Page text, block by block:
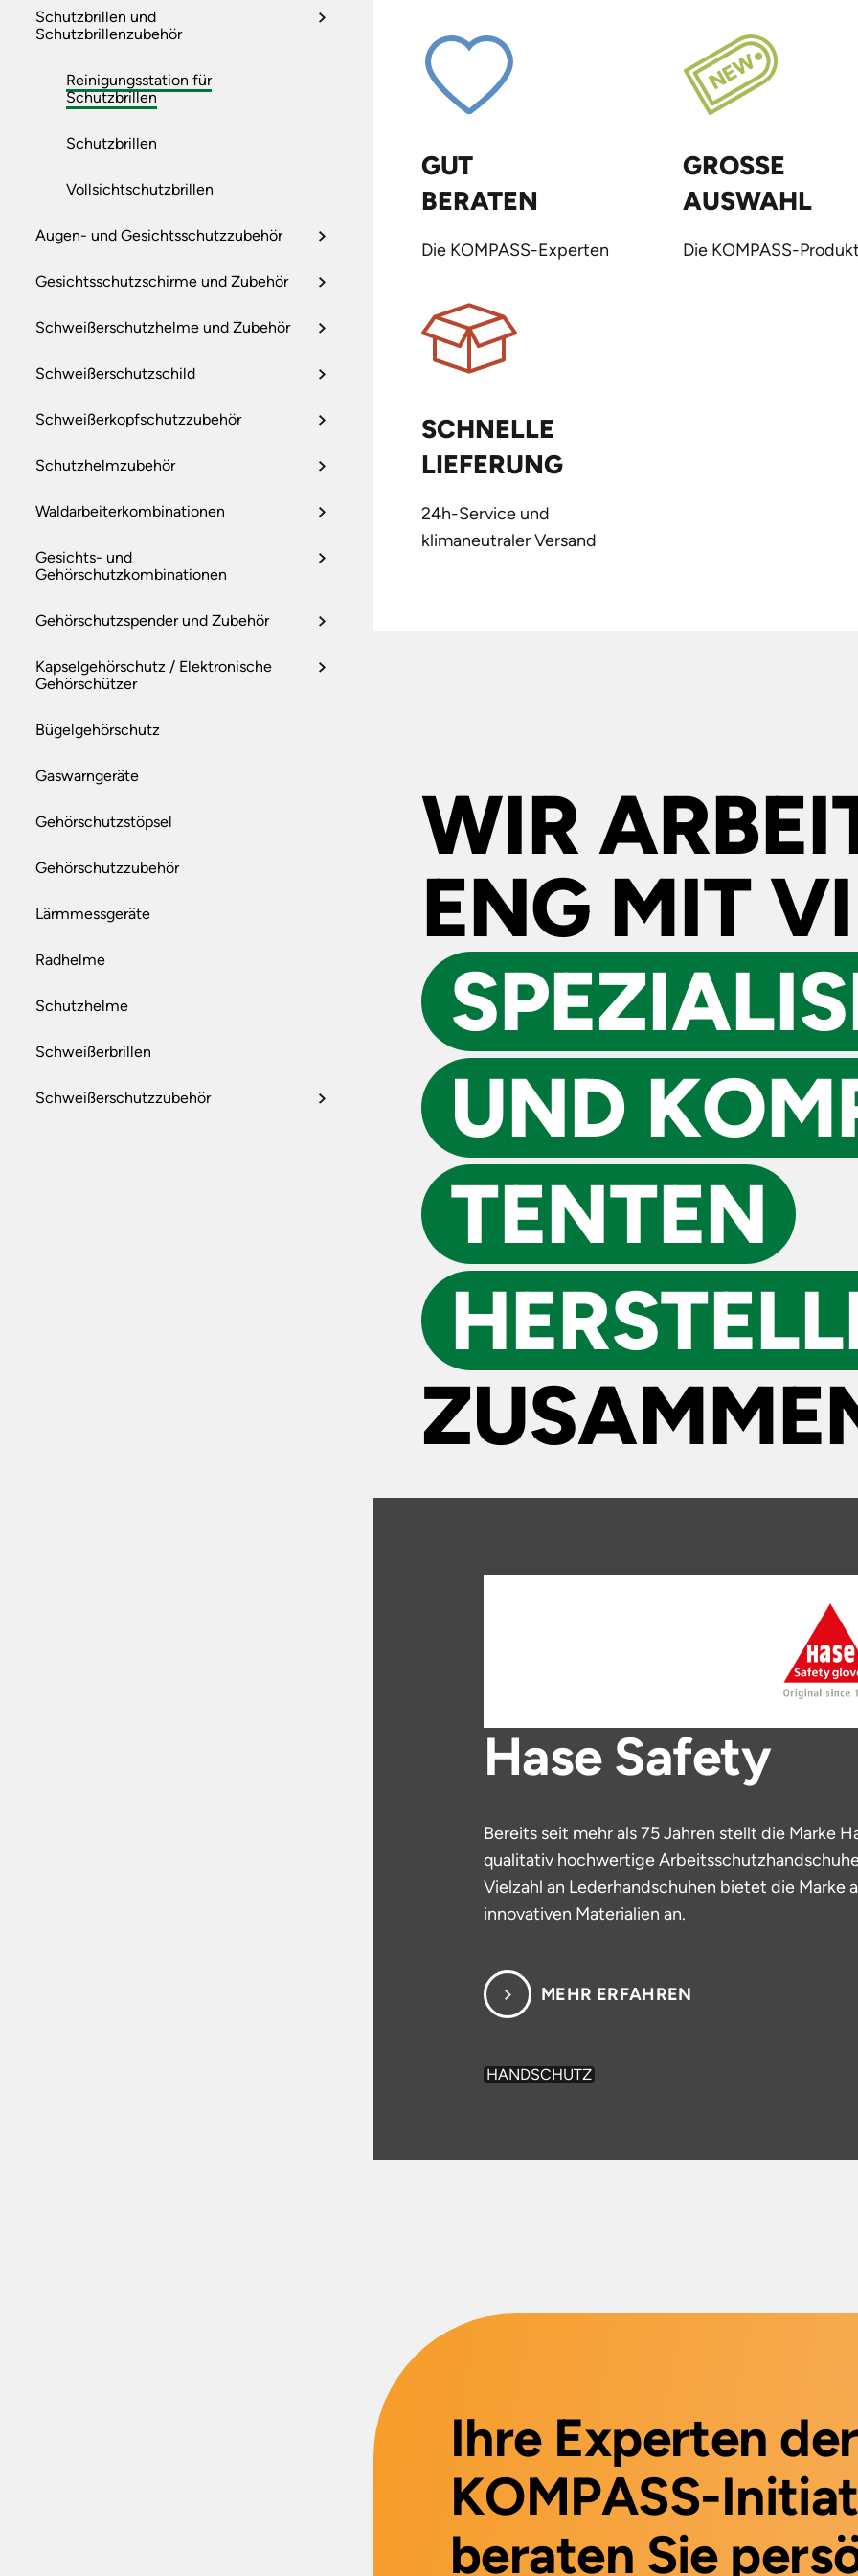
Schutzbrillen und
Schutzbrillenzubehör
Reinigungsstation für
Schutzbrillen
Schutzbrillen
Vollsichtschutzbrillen
Augen- und Gesichtsschutzzubehör
Gesichtsschutzschirme und Zubehör
Schweißerschutzhelme und Zubehör
Schweißerschutzschild
Schweißerkopfschutzzubehör
Schutzhelmzubehör
Waldarbeiterkombinationen
Gesichts- und
Gehörschutzkombinationen
Gehörschutzspender und Zubehör
Kapselgehörschutz / Elektronische
Gehörschützer
Bügelgehörschutz
Gaswarngeräte
Gehörschutzstöpsel
Gehörschutzzubehör
Lärmmessgeräte
Radhelme
Schutzhelme
Schweißerbrillen
Schweißerschutzzubehör
GUT
BERATEN
Die KOMPASS-Experten
GROSSE
AUSWAHL
Die KOMPASS-
SCHNELLE
LIEFERUNG
24h-Service und
klimaneutraler Versand
WIR
ENG MIT
UND
TENTEN
Hase Safety
Bereits seit mehr als 75 Jahren stellt die Marke
qualitativ hochwertige
Vielzahl an Lederhandschuhen bietet die Marke
innovativen Materialien an.
MEHR ERFAHREN
HANDSCHUTZ
Ihre Experten der
KOMPASS-
beraten Sie